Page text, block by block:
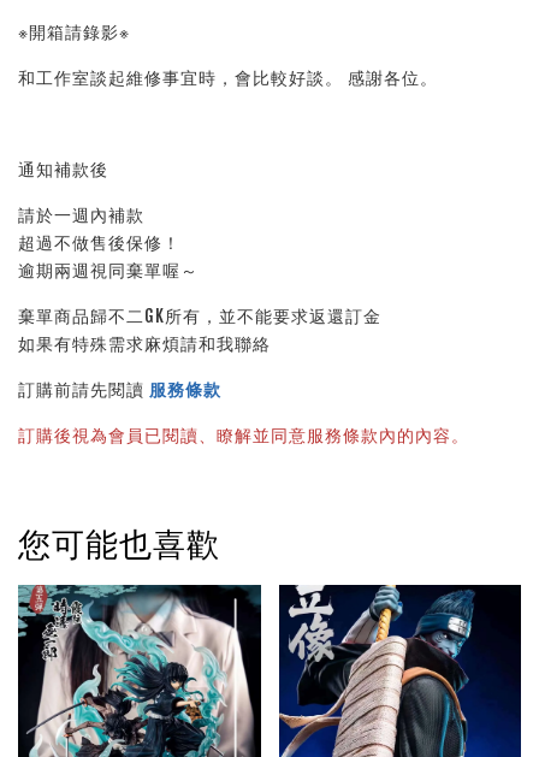
※開箱請錄影※
和工作室談起維修事宜時，會比較好談。 感謝各位。
通知補款後
請於一週內補款
超過不做售後保修！
逾期兩週視同棄單喔～
棄單商品歸不二GK所有，並不能要求返還訂金
如果有特殊需求麻煩請和我聯絡
訂購前請先閱讀 服務條款
訂購後視為會員已閱讀、瞭解並同意服務條款內的內容。
您可能也喜歡